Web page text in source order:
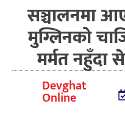
सञ्चालनमा
मुग्लिनको
मर्मत नहुँदा
Devghat
Online